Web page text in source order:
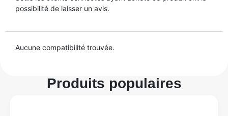
possibilité de laisser un avis.
Aucune compatibilité trouvée.
Produits populaires